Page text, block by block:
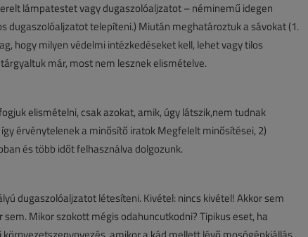
lámpatestet vagy dugaszolóaljzatot – néminemű idegen
dugaszolóaljzatot telepíteni.) Miután meghatároztuk a sávokat (1.
hogy milyen védelmi intézkedéseket kell, lehet vagy tilos
már, most nem lesznek elismételve.
elismételni, csak azokat, amik, úgy látszik,nem tudnak
érvénytelenek a minősítő iratok Megfelelt minősítései, 2)
és több időt felhasználva dolgozunk.
dugaszolóaljzatot létesíteni. Kivétel: nincs kivétel! Akkor sem
Mikor szokott mégis odahuncutkodni? Tipikus eset, ha